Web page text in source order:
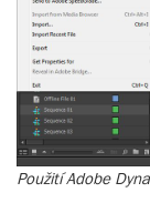
Použití Adobe